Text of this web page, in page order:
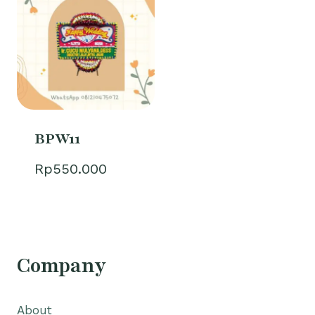
Rp700.000.
BPW11
Rp550.000
Company
About